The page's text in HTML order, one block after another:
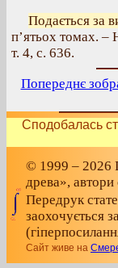
Подається за
п’ятьох томах.
т. 4, с. 636.
Попереднє
Сподобалась
© 1999 – 2026
древа», автори
Передрук
заохочується
Сайт живе на